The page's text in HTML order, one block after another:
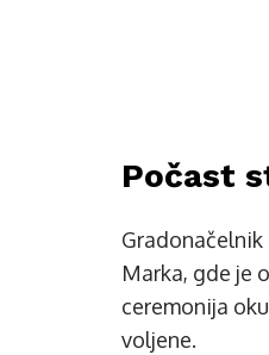
Počast
Marka, gde je
ceremonija
voljene.